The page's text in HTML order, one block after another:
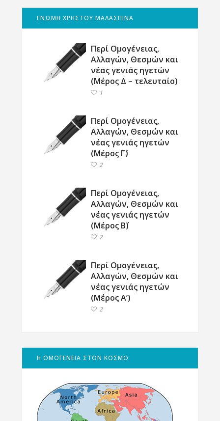
ΓΝΩΜΗ ΧΡΗΣΤΟΥ ΜΑΛΑΣΠΙΝΑ
Περί Ομογένειας,
Αλλαγών, Θεσμών και
νέας γενιάς ηγετών
(Μέρος Δ – τελευταίο)
1
Περί Ομογένειας,
Αλλαγών, Θεσμών και
νέας γενιάς ηγετών
(Μέρος Γ΄)
2
Περί Ομογένειας,
Αλλαγών, Θεσμών και
νέας γενιάς ηγετών
(Μέρος Β΄)
2
Περί Ομογένειας,
Αλλαγών, Θεσμών και
νέας γενιάς ηγετών
(Μέρος Α’)
2
Η ΟΜΟΓΕΝΕΙΑ ΣΤΟΝ ΚΟΣΜΟ